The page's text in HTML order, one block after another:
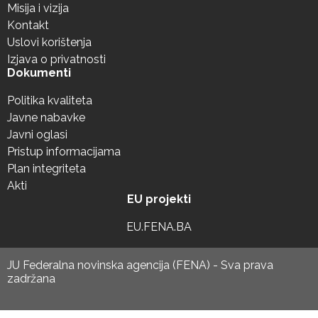
Misija i vizija
Kontakt
Uslovi korištenja
Izjava o privatnosti
Dokumenti
Politika kvaliteta
Javne nabavke
Javni oglasi
Pristup informacijama
Plan integriteta
Akti
EU projekti
EU.FENA.BA
JU Federalna novinska agencija (FENA) - Sva prava
zadržana